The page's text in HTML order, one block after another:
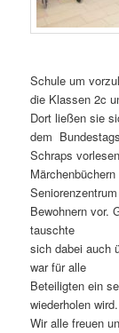
Schule um
die Klassen 2c
Dort ließen sie
dem
Schraps
Bewohnern vor.
tauschte
sich dabei auch
war für alle
Beteiligten ein
wiederholen wird.
Wir alle freuen